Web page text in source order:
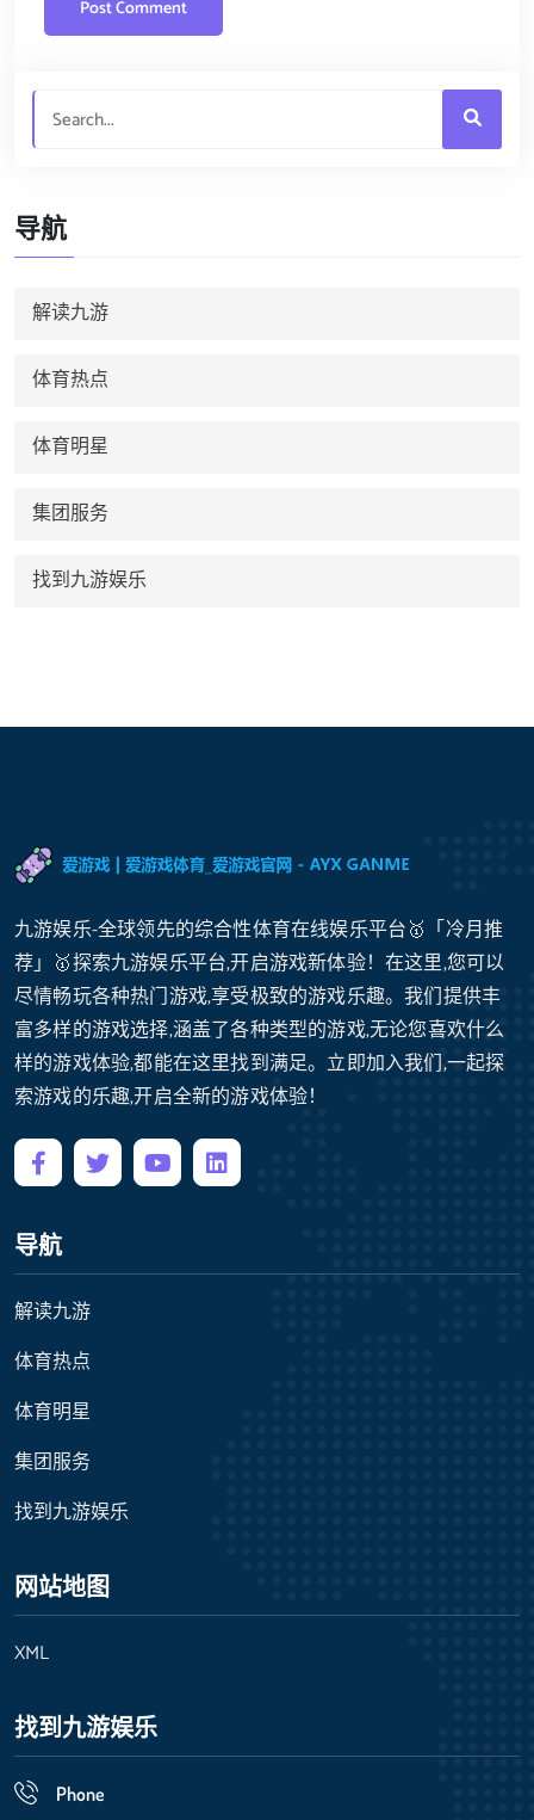
导航
解读九游
体育热点
体育明星
集团服务
找到九游娱乐
九游娱乐-全球领先的综合性体育在线娱乐平台🥇「冷月推
荐」🥇探索九游娱乐平台,开启游戏新体验！在这里,您可以
尽情畅玩各种热门游戏,享受极致的游戏乐趣。我们提供丰
富多样的游戏选择,涵盖了各种类型的游戏,无论您喜欢什么
样的游戏体验,都能在这里找到满足。立即加入我们,一起探
索游戏的乐趣,开启全新的游戏体验！
导航
解读九游
体育热点
体育明星
集团服务
找到九游娱乐
网站地图
XML
找到九游娱乐
Phone